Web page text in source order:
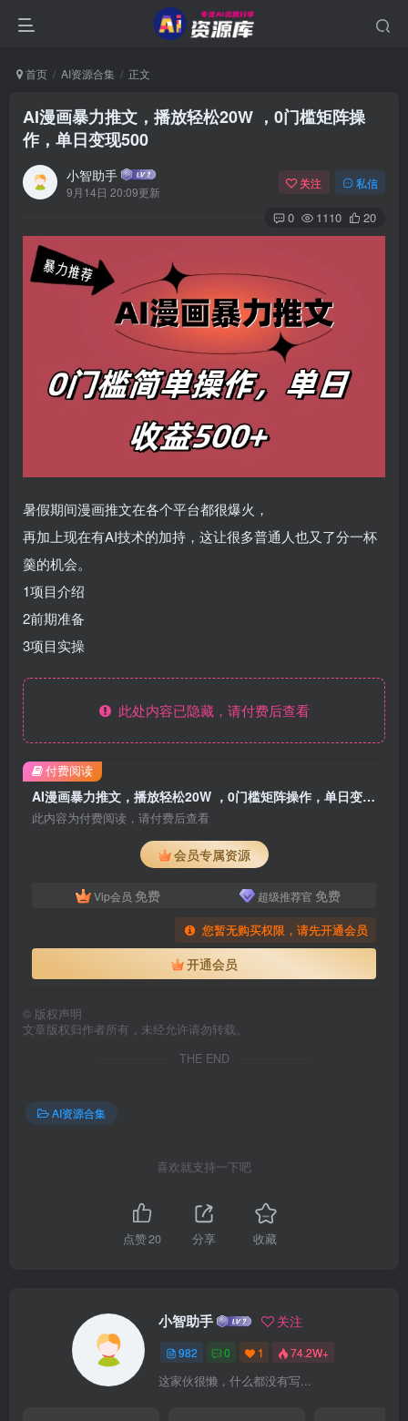
首页 AI资源合集 正文
AI漫画暴力推文，播放轻松20W ，0门槛矩阵操
作，单日变现500
小智助手
9月14日 20:09更新
关注 私信
0 1110 20
暑假期间漫画推文在各个平台都很爆火，
再加上现在有AI技术的加持，这让很多普通人也又了分一杯
羹的机会。
1项目介绍
2前期准备
3项目实操
此处内容已隐藏，请付费后查看
AI漫画暴力推文，播放轻松20W ，0门槛矩阵操作，单日变现500
此内容为付费阅读，请付费后查看
会员专属资源
Vip会员 免费 超级推荐官 免费
您暂无购买权限，请先开通会员
开通会员
付费阅读
© 版权声明
文章版权归作者所有，未经允许请勿转载。
THE END
AI资源合集
喜欢就支持一下吧
点赞20 分享 收藏
小智助手 关注
982 0 1 74.2W+
这家伙很懒，什么都没有写...